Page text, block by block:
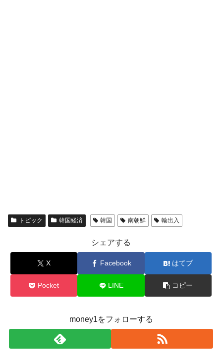
トピック 韓国経済 韓国 南朝鮮 輸出入
シェアする
X Facebook はてブ
Pocket LINE コピー
money1をフォローする